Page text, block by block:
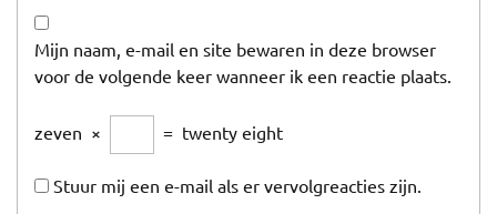
Mijn naam, e-mail en site bewaren in deze browser
voor de volgende keer wanneer ik een reactie plaats.
zeven × = twenty eight
Stuur mij een e-mail als er vervolgreacties zijn.